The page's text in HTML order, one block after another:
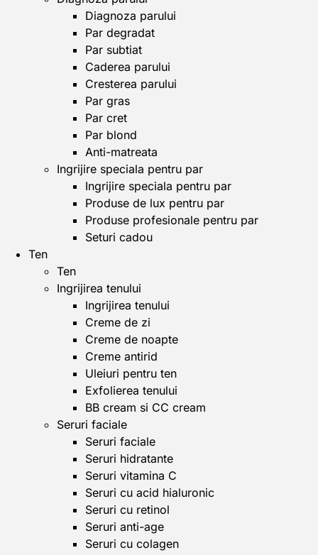
Diagnoza parului
Par degradat
Par subtiat
Caderea parului
Cresterea parului
Par gras
Par cret
Par blond
Anti-matreata
Ingrijire speciala pentru par
Ingrijire speciala pentru par
Produse de lux pentru par
Produse profesionale pentru par
Seturi cadou
Ten
Ten
Ingrijirea tenului
Ingrijirea tenului
Creme de zi
Creme de noapte
Creme antirid
Uleiuri pentru ten
Exfolierea tenului
BB cream si CC cream
Seruri faciale
Seruri faciale
Seruri hidratante
Seruri vitamina C
Seruri cu acid hialuronic
Seruri cu retinol
Seruri anti-age
Seruri cu colagen